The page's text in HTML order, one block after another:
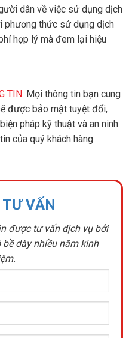
dân về việc sử dụng dịch
phương thức sử dụng dịch
hợp lý mà đem lại hiệu
TIN: Mọi thông tin bạn cung
được bảo mật tuyệt đối,
pháp kỹ thuật và an ninh
của quý khách hàng.
TƯ VẤN
được tư vấn dịch vụ bởi
dày nhiều năm kinh